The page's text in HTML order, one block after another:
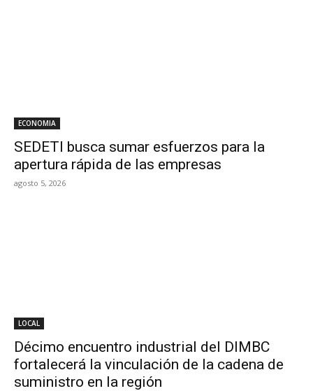
ECONOMIA
SEDETI busca sumar esfuerzos para la
apertura rápida de las empresas
agosto 5, 2026
LOCAL
Décimo encuentro industrial del DIMBC
fortalecerá la vinculación de la cadena de
suministro en la región